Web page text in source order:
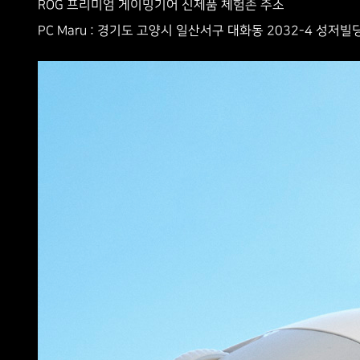
ROG 프리미엄 게이밍기어 신제품 체험존 주소
PC Maru : 경기도 고양시 일산서구 대화동 2032-4 성저빌